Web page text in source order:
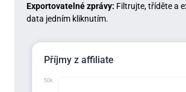
Exportovatelné zprávy: Filtrujte, tříděte a
data jedním kliknutím.
Příjmy z affiliate